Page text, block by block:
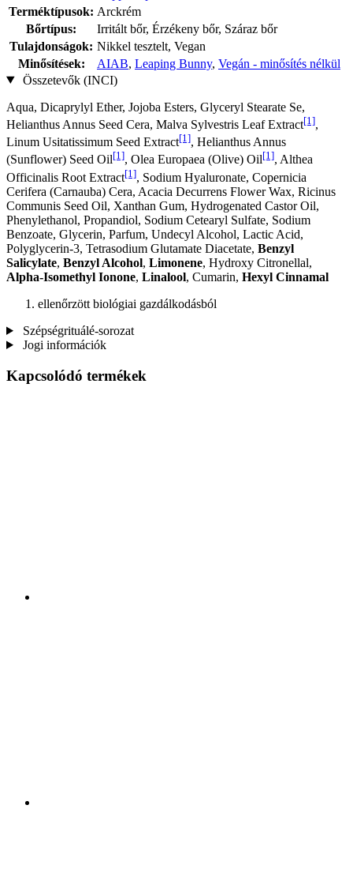
Terméktípusok: Arckrém
Bőrtípus:
Irritált bőr, Érzékeny bőr, Száraz bőr
Tulajdonságok: Nikkel tesztelt, Vegan
Minősítések:
AIAB, Leaping Bunny, Vegán - minősítés nélkül
Összetevők (INCI)
Aqua, Dicaprylyl Ether, Jojoba Esters, Glyceryl Stearate Se,
Helianthus Annus Seed Cera, Malva Sylvestris Leaf Extract[1],
Linum Usitatissimum Seed Extract[1], Helianthus Annus
(Sunflower) Seed Oil[1], Olea Europaea (Olive) Oil[1], Althea
Officinalis Root Extract[1], Sodium Hyaluronate, Copernicia
Cerifera (Carnauba) Cera, Acacia Decurrens Flower Wax, Ricinus
Communis Seed Oil, Xanthan Gum, Hydrogenated Castor Oil,
Phenylethanol, Propandiol, Sodium Cetearyl Sulfate, Sodium
Benzoate, Glycerin, Parfum, Undecyl Alcohol, Lactic Acid,
Polyglycerin-3, Tetrasodium Glutamate Diacetate, Benzyl
Salicylate, Benzyl Alcohol, Limonene, Hydroxy Citronellal,
Alpha-Isomethyl Ionone, Linalool, Cumarin, Hexyl Cinnamal
ellenőrzött biológiai gazdálkodásból
Szépségrituálé-sorozat
Jogi információk
Kapcsolódó termékek